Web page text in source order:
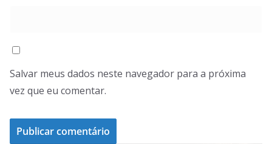
Salvar meus dados neste navegador para a próxima
vez que eu comentar.